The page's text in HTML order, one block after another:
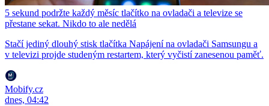
5 sekund podržte každý měsíc tlačítko na ovladači a televize se
přestane sekat. Nikdo to ale nedělá
Stačí jediný dlouhý stisk tlačítka Napájení na ovladači Samsungu a
v televizi projde studeným restartem, který vyčistí zanesenou paměť.
Mobify.cz
dnes, 04:42